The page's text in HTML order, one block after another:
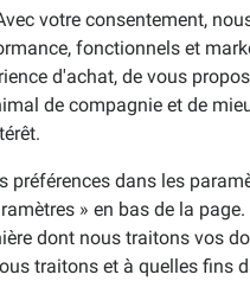
votre consentement,
fonctionnels et
d'achat, de vous
de compagnie et de
dans les
» en bas de la page.
dont nous traitons vos
traitons et à quelles fins
CHRISTINE C
08-05-2026
Mes chiens aiment
E.
31-07-2026